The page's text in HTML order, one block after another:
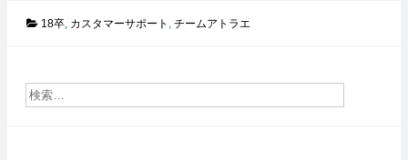
視
持
18卒, カスタマーサポート , チームアトラエ